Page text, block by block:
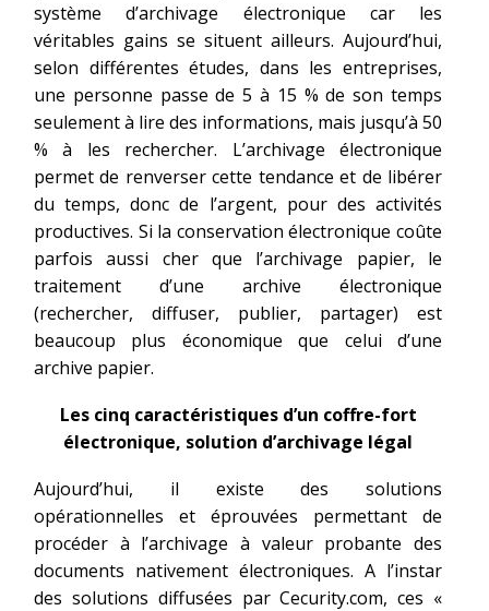
système d’archivage électronique car les
véritables gains se situent ailleurs. Aujourd’hui,
selon différentes études, dans les entreprises,
une personne passe de 5 à 15 % de son temps
seulement à lire des informations, mais jusqu’à 50
% à les rechercher. L’archivage électronique
permet de renverser cette tendance et de libérer
du temps, donc de l’argent, pour des activités
productives. Si la conservation électronique coûte
parfois aussi cher que l’archivage papier, le
traitement d’une archive électronique
(rechercher, diffuser, publier, partager) est
beaucoup plus économique que celui d’une
archive papier.
Les cinq caractéristiques d’un coffre-fort
électronique, solution d’archivage légal
Aujourd’hui, il existe des solutions
opérationnelles et éprouvées permettant de
procéder à l’archivage à valeur probante des
documents nativement électroniques. A l’instar
des solutions diffusées par Cecurity.com, ces «